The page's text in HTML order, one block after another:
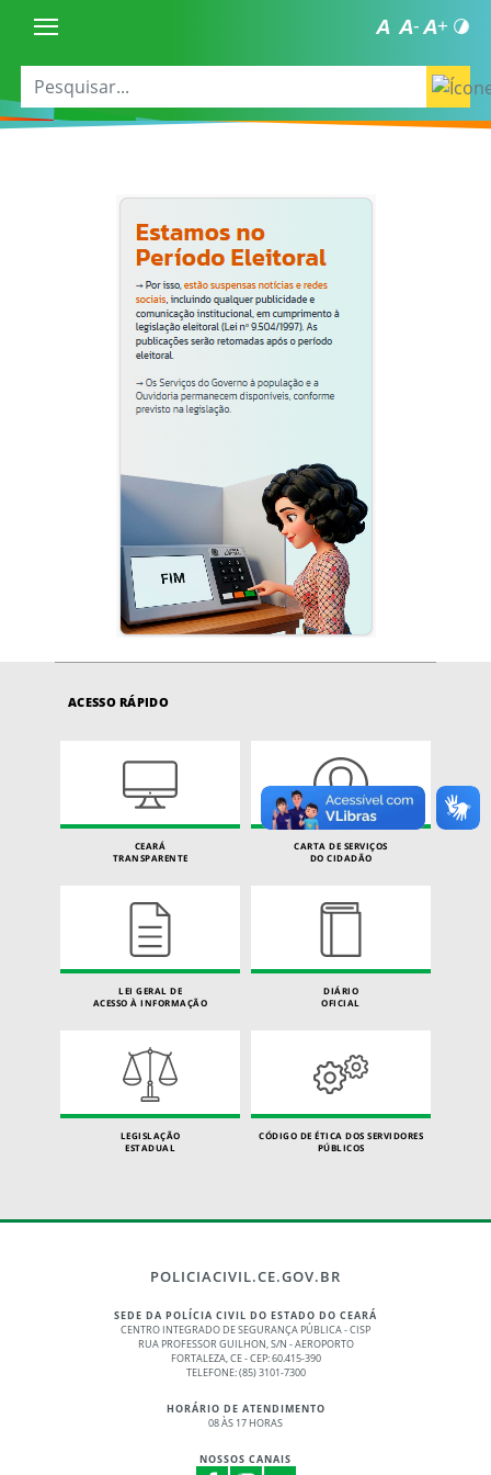
ACESSO RÁPIDO
CEARÁ
TRANSPARENTE
CARTA DE SERVIÇOS
DO CIDADÃO
LEI GERAL DE
ACESSO À INFORMAÇÃO
DIÁRIO
OFICIAL
LEGISLAÇÃO
ESTADUAL
CÓDIGO DE ÉTICA DOS SERVIDORES
PÚBLICOS
POLICIACIVIL.CE.GOV.BR
SEDE DA POLÍCIA CIVIL DO ESTADO DO CEARÁ
CENTRO INTEGRADO DE SEGURANÇA PÚBLICA - CISP
RUA PROFESSOR GUILHON, S/N - AEROPORTO
FORTALEZA, CE - CEP: 60.415-390
TELEFONE: (85) 3101-7300
HORÁRIO DE ATENDIMENTO
08 ÀS 17 HORAS
NOSSOS CANAIS